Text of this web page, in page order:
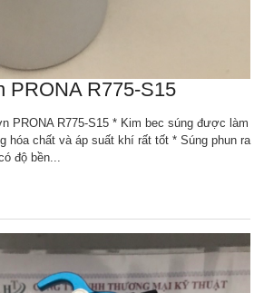
PRONA R775-S15
PRONA R775-S15 * Kim bec súng được làm
hóa chất và áp suất khí rất tốt * Súng phun ra
độ bền...